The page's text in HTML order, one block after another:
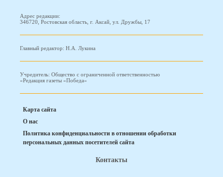
Адрес редакции:
346720, Ростовская область, г. Аксай, ул. Дружбы, 17
Главный редактор: Н.А. Лукина
Учредитель: Общество с ограниченной ответственностью
«Редакция газеты «Победа»
Карта сайта
О нас
Политика конфиденциальности в отношении обработки
персональных данных посетителей сайта
Контакты